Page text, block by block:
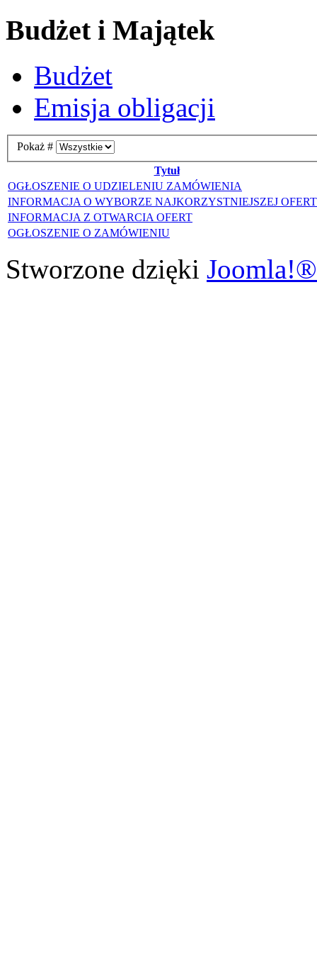
Budżet i Majątek
Budżet
Emisja obligacji
Pokaż #
Tytuł
OGŁOSZENIE O UDZIELENIU ZAMÓWIENIA
INFORMACJA O WYBORZE NAJKORZYSTNIEJSZEJ
INFORMACJA Z OTWARCIA OFERT
OGŁOSZENIE O ZAMÓWIENIU
Stworzone dzięki Joomla!®